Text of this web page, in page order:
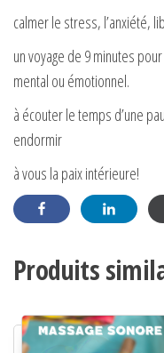
calmer le stress, l’anxiété,
un voyage de 9 minutes
mental ou émotionnel.
à écouter le temps d’une
endormir
à vous la paix intérieure!
Produits